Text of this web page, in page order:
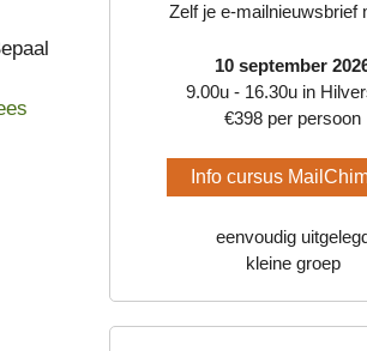
Zelf je e-mailnieuwsbrief
10 september
9.00u - 16.30u in
€398 per persoon
Info cursus
eenvoudig
kleine groep